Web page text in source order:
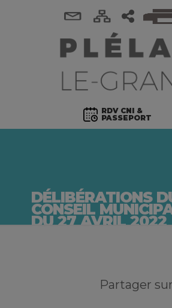
RDV CNI &
PASSEPORT
DÉLIBÉRATIONS
CONSEIL
DU 27 AVRIL 2022
Partager sur